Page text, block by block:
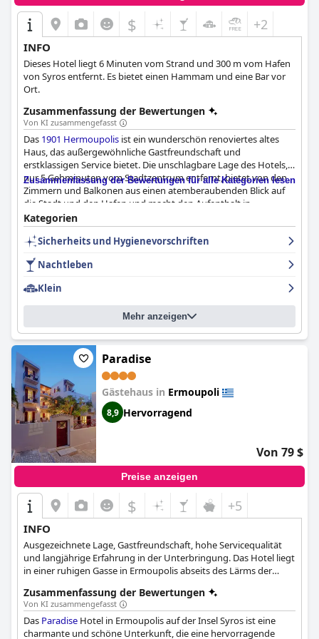
$ +2
INFO
Dieses Hotel liegt 6 Minuten vom Strand und 300 m vom Hafen
von Syros entfernt. Es bietet einen Hammam und eine Bar vor
Ort.
Zusammenfassung der Bewertungen
Von KI zusammengefasst
Das 1901 Hermoupolis ist ein wunderschön renoviertes altes
Haus, das außergewöhnliche Gastfreundschaft und
erstklassigen Service bietet. Die unschlagbare Lage des Hotels,
nur 5 Gehminuten vom Stadtzentrum entfernt, bietet von den
Zimmern und Balkonen aus einen atemberaubenden Blick auf
die Stadt und den Hafen und macht den Aufenthalt in
Hermoupolis unvergesslich. Die Zimmer sind gemütlich,
komfortabel und gut ausgestattet mit Vintage-Design und allen
notwendigen Annehmlichkeiten, einschließlich Klimaanlage,
Haartrockner und sogar einer Espressomaschine. Das Hotel ist
tadellos sauber und hübsch eingerichtet und bietet eine ruhige
Personal wird immer wieder für seine außergewöhnliche
Gastfreundschaft und Freundlichkeit gelobt und tut alles, damit
sich die Gäste wie zu Hause fühlen. Die Betten sind
superbequem mit hochwertigen Matratzen und Kissen, die eine
erholsame Nachtruhe garantieren. Insgesamt bietet das1901
Hermoupolis eine schicke, komfortable und schön gestaltete
Unterkunft für einen angenehmen Aufenthalt in Syros.
Zusammenfassung der Bewertungen für alle Kategorien lesen
Kategorien
Sicherheits und Hygienevorschriften
Nachtleben
Klein
Mehr anzeigen
Paradise
Gästehaus in Ermoupoli
8,9 Hervorragend
Von 79 $
Preise anzeigen
$ +5
INFO
Ausgezeichnete Lage, Gastfreundschaft, hohe Servicequalität
und langjährige Erfahrung in der Unterbringung. Das Hotel liegt
in einer ruhigen Gasse in Ermoupolis abseits des Lärms der
Zusammenfassung der Bewertungen
Von KI zusammengefasst
Das Paradise Hotel in Ermoupolis auf der Insel Syros ist eine
charmante und schöne Unterkunft, die eine hervorragende